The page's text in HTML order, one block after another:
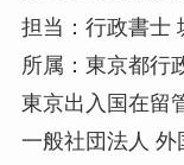
担当：行政書士
所属：東京都行
東京出入国在留
一般社団法人 外